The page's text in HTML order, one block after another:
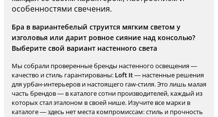
особенностями свечения.
Бра в вариантебелый струится мягким светом у
изголовья или дарит ровное сияние над консолью?
Выберите свой вариант настенного света
Мы собрали проверенные бренды настенного освещения —
качество и стиль гарантированы: Loft It— настенные решения
для урбан-интерьеров и настоящего raw-стиля. Это лишь малая
часть брендов — в каталоге сотни производителей, каждый из
которых стал эталоном в своей нише. Изучите все марки в
каталоге — здесь нет места компромиссам: стиль и прочность